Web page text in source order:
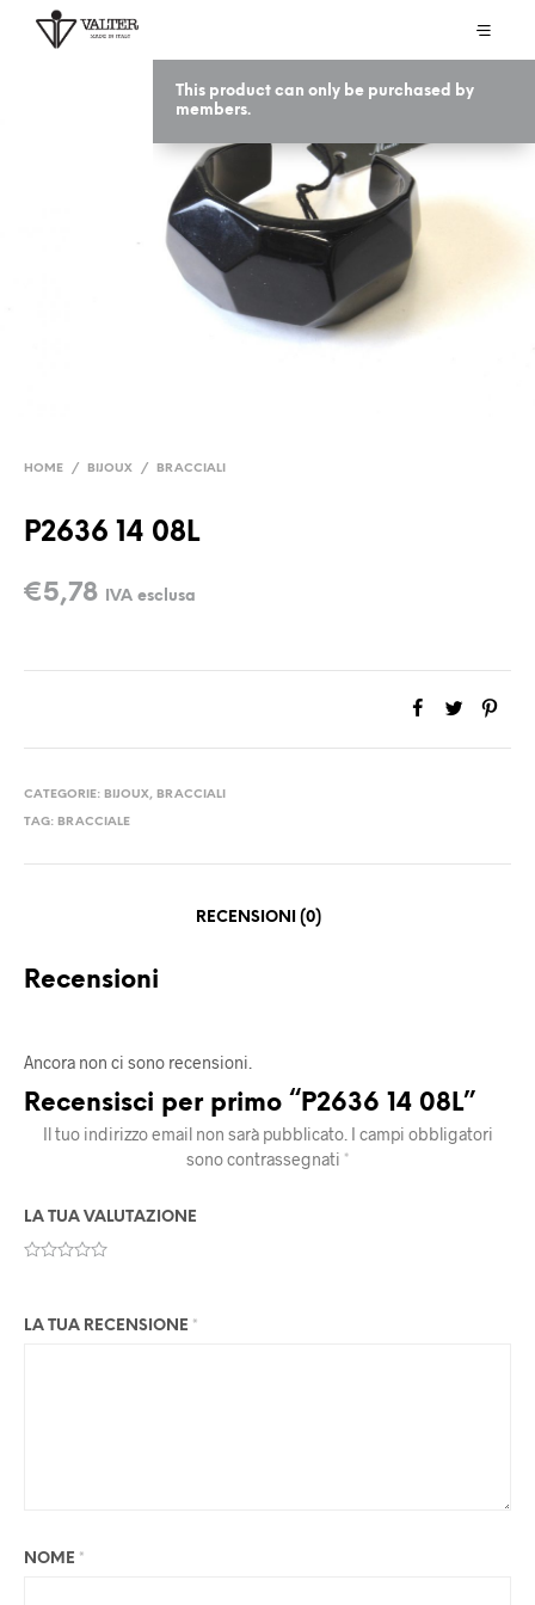
This product can only be purchased by
members.
HOME / BIJOUX / BRACCIALI
P2636 14 08L
€5,78 IVA esclusa
CATEGORIE: BIJOUX, BRACCIALI
TAG: BRACCIALE
RECENSIONI (0)
Recensioni
Ancora non ci sono recensioni.
Recensisci per primo “P2636 14 08L”
Il tuo indirizzo email non sarà pubblicato. I campi obbligatori
sono contrassegnati *
LA TUA VALUTAZIONE
LA TUA RECENSIONE *
NOME *